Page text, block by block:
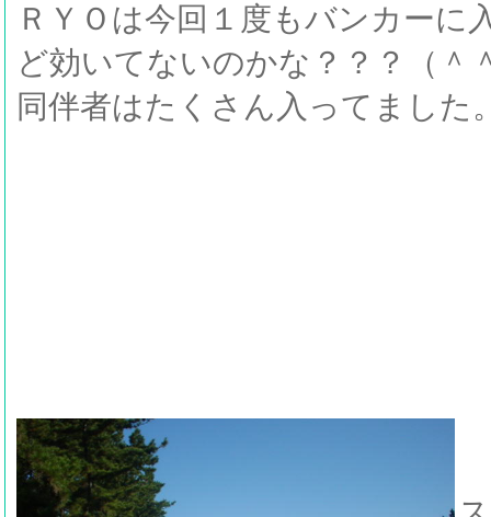
ＲＹＯは今回１度もバンカーに
ど効いてないのかな？？？（＾
同伴者はたくさん入ってました